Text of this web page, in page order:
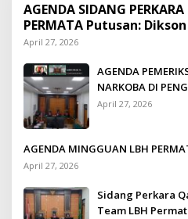
AGENDA SIDANG
PERMATA Putusan:
Tahun Penjara
April 27, 2026
AGENDA
NARKOBA DI
April 27, 2026
AGENDA MINGGUAN LBH
April 27, 2026
Sidang Perkara
Team LBH